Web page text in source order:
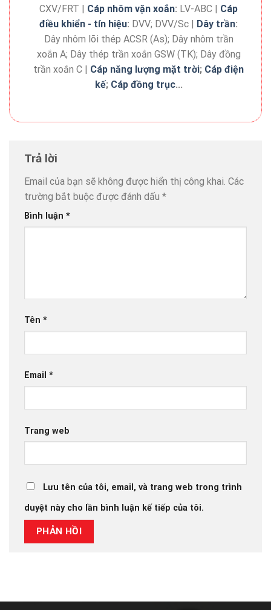
CXV/FRT | Cáp nhôm vặn xoắn: LV-ABC | Cáp
điều khiển - tín hiệu: DVV; DVV/Sc | Dây trần:
Dây nhôm lõi thép ACSR (As); Dây nhôm trần
xoắn A; Dây thép trần xoắn GSW (TK); Dây đồng
trần xoắn C | Cáp năng lượng mặt trời; Cáp điện
kế; Cáp đồng trục...
Trả lời
Email của bạn sẽ không được hiển thị công khai. Các
trường bắt buộc được đánh dấu *
Bình luận *
Tên *
Email *
Trang web
Lưu tên của tôi, email, và trang web trong trình
duyệt này cho lần bình luận kế tiếp của tôi.